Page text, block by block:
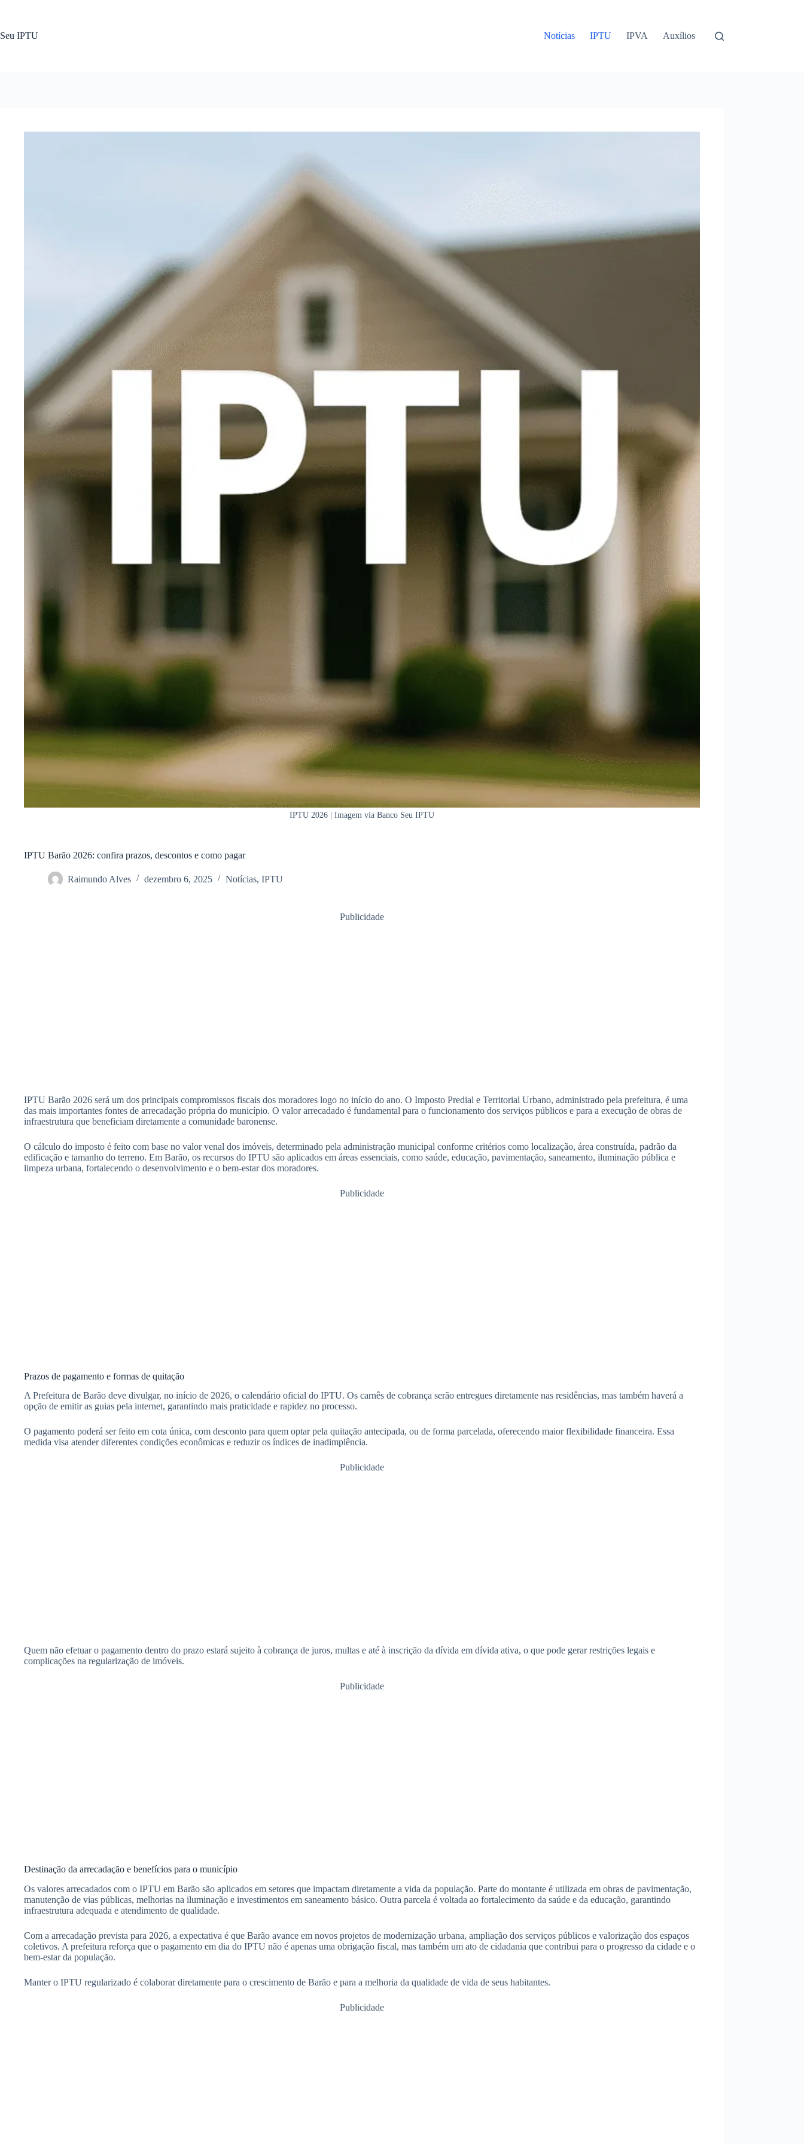
conteúdo
Seu IPTU Notícias IPTU IPVA Auxílios
IPTU 2026 | Imagem via Banco Seu IPTU
IPTU Barão 2026: confira prazos, descontos e como pagar
Raimundo Alves dezembro 6, 2025 Notícias, IPTU
Publicidade
IPTU Barão 2026 será um dos principais compromissos fiscais dos moradores logo no início do ano. O Imposto Predial e Territorial Urbano, administrado pela prefeitura, é uma
das mais importantes fontes de arrecadação própria do município. O valor arrecadado é fundamental para o funcionamento dos serviços públicos e para a execução de obras de
infraestrutura que beneficiam diretamente a comunidade baronense.
O cálculo do imposto é feito com base no valor venal dos imóveis, determinado pela administração municipal conforme critérios como localização, área construída, padrão da
edificação e tamanho do terreno. Em Barão, os recursos do IPTU são aplicados em áreas essenciais, como saúde, educação, pavimentação, saneamento, iluminação pública e
limpeza urbana, fortalecendo o desenvolvimento e o bem-estar dos moradores.
Publicidade
Prazos de pagamento e formas de quitação
A Prefeitura de Barão deve divulgar, no início de 2026, o calendário oficial do IPTU. Os carnês de cobrança serão entregues diretamente nas residências, mas também haverá a
opção de emitir as guias pela internet, garantindo mais praticidade e rapidez no processo.
O pagamento poderá ser feito em cota única, com desconto para quem optar pela quitação antecipada, ou de forma parcelada, oferecendo maior flexibilidade financeira. Essa
medida visa atender diferentes condições econômicas e reduzir os índices de inadimplência.
Publicidade
Quem não efetuar o pagamento dentro do prazo estará sujeito à cobrança de juros, multas e até à inscrição da dívida em dívida ativa, o que pode gerar restrições legais e
complicações na regularização de imóveis.
Publicidade
Destinação da arrecadação e benefícios para o município
Os valores arrecadados com o IPTU em Barão são aplicados em setores que impactam diretamente a vida da população. Parte do montante é utilizada em obras de pavimentação,
manutenção de vias públicas, melhorias na iluminação e investimentos em saneamento básico. Outra parcela é voltada ao fortalecimento da saúde e da educação, garantindo
infraestrutura adequada e atendimento de qualidade.
Com a arrecadação prevista para 2026, a expectativa é que Barão avance em novos projetos de modernização urbana, ampliação dos serviços públicos e valorização dos espaços
coletivos. A prefeitura reforça que o pagamento em dia do IPTU não é apenas uma obrigação fiscal, mas também um ato de cidadania que contribui para o progresso da cidade e o
bem-estar da população.
Manter o IPTU regularizado é colaborar diretamente para o crescimento de Barão e para a melhoria da qualidade de vida de seus habitantes.
Publicidade